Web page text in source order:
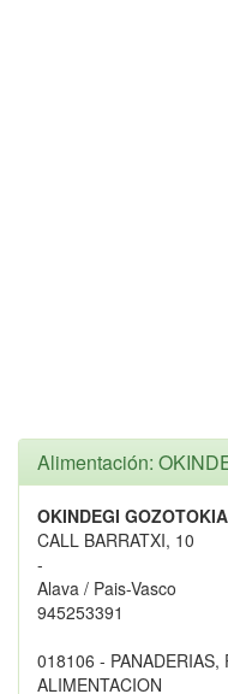
Alimentación:
OKINDEGI
CALL BARRATXI, 10
-
Alava / Pais-Vasco
945253391
018106 - PANADERIAS,
ALIMENTACION